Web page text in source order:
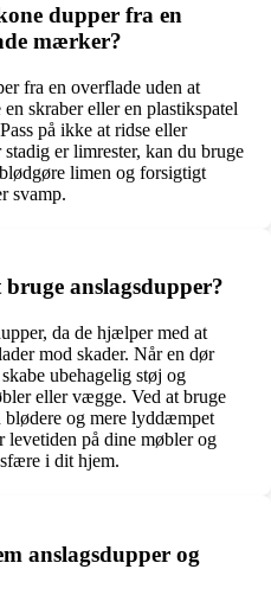
dupper fra en
mærker?
fra en overflade uden at
skraber eller en plastikspatel
på ikke at ridse eller
er limrester, kan du bruge
limen og forsigtigt
svamp.
anslagsdupper?
da de hjælper med at
mod skader. Når en dør
ubehagelig støj og
eller vægge. Ved at bruge
blødere og mere lyddæmpet
på dine møbler og
i dit hjem.
anslagsdupper og